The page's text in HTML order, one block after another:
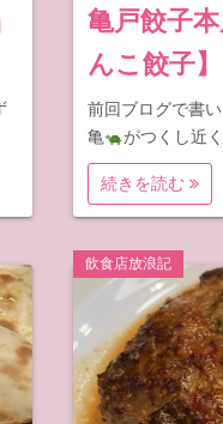
亀戸餃子
んこ餃子】
前回ブログで書
亀
がつくし近
続きを読む
飲食店放浪記